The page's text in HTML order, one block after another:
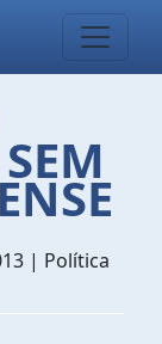
| Política